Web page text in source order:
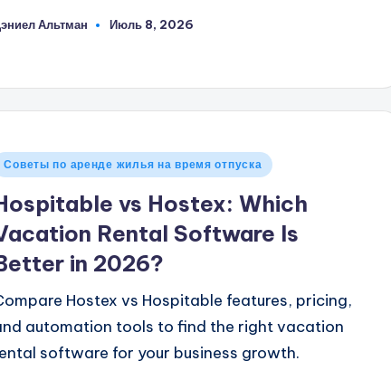
Альтман Июль 8, 2026
Советы по аренде жилья на время отпуска
vs Hostex: Which
Rental Software Is
in 2026?
Hostex vs Hospitable features, pricing,
automation tools to find the right vacation
software for your business growth.